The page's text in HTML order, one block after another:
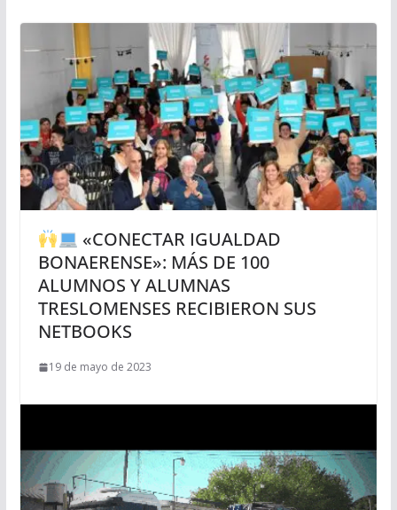
«CONECTAR IGUALDAD
BONAERENSE»: MÁS DE 100
ALUMNOS Y ALUMNAS
TRESLOMENSES RECIBIERON SUS
NETBOOKS
19 de mayo de 2023